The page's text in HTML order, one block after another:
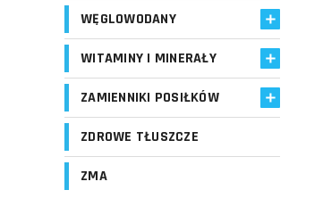
WĘGLOWODANY
WITAMINY I MINERAŁY
ZAMIENNIKI POSIŁKÓW
ZDROWE TŁUSZCZE
ZMA